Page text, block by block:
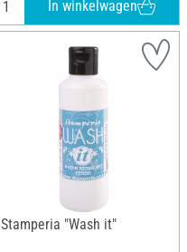
In winkelwagen
Stamperia "Wash it"